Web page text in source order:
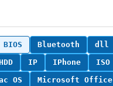
BIOS Bluetooth
dll
IP IPhone
ISO
OS
Microsoft Office